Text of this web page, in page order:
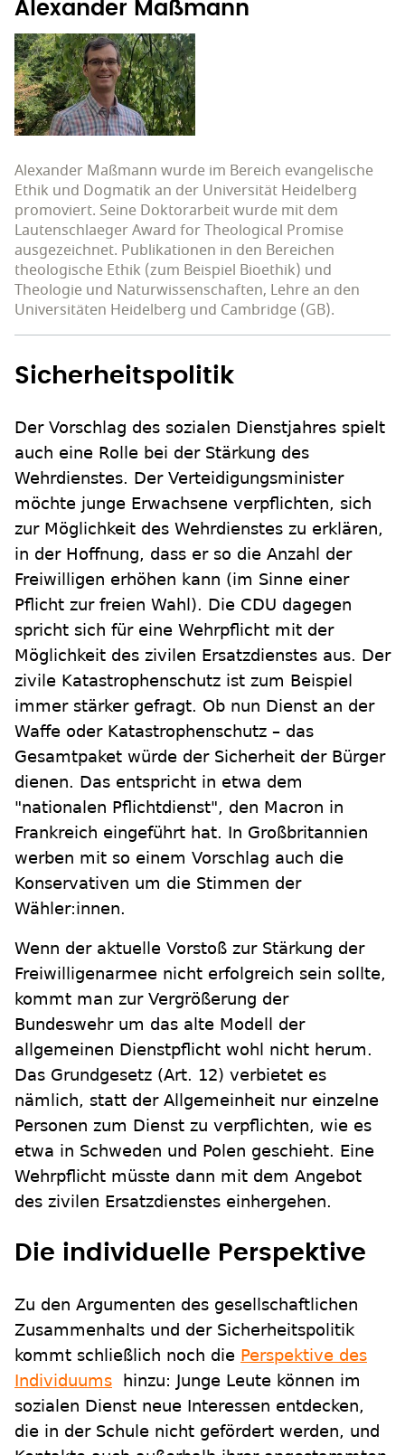
Alexander Maßmann
Alexander Maßmann wurde im Bereich evangelische
Ethik und Dogmatik an der Universität Heidelberg
promoviert. Seine Doktorarbeit wurde mit dem
Lautenschlaeger Award for Theological Promise
ausgezeichnet. Publikationen in den Bereichen
theologische Ethik (zum Beispiel Bioethik) und
Theologie und Naturwissenschaften, Lehre an den
Universitäten Heidelberg und Cambridge (GB).
Sicherheitspolitik
Der Vorschlag des sozialen Dienstjahres spielt
auch eine Rolle bei der Stärkung des
Wehrdienstes. Der Verteidigungsminister
möchte junge Erwachsene verpflichten, sich
zur Möglichkeit des Wehrdienstes zu erklären,
in der Hoffnung, dass er so die Anzahl der
Freiwilligen erhöhen kann (im Sinne einer
Pflicht zur freien Wahl). Die CDU dagegen
spricht sich für eine Wehrpflicht mit der
Möglichkeit des zivilen Ersatzdienstes aus. Der
zivile Katastrophenschutz ist zum Beispiel
immer stärker gefragt. Ob nun Dienst an der
Waffe oder Katastrophenschutz – das
Gesamtpaket würde der Sicherheit der Bürger
dienen. Das entspricht in etwa dem
"nationalen Pflichtdienst", den Macron in
Frankreich eingeführt hat. In Großbritannien
werben mit so einem Vorschlag auch die
Konservativen um die Stimmen der
Wähler:innen.
Wenn der aktuelle Vorstoß zur Stärkung der
Freiwilligenarmee nicht erfolgreich sein sollte,
kommt man zur Vergrößerung der
Bundeswehr um das alte Modell der
allgemeinen Dienstpflicht wohl nicht herum.
Das Grundgesetz (Art. 12) verbietet es
nämlich, statt der Allgemeinheit nur einzelne
Personen zum Dienst zu verpflichten, wie es
etwa in Schweden und Polen geschieht. Eine
Wehrpflicht müsste dann mit dem Angebot
des zivilen Ersatzdienstes einhergehen.
Die individuelle Perspektive
Zu den Argumenten des gesellschaftlichen
Zusammenhalts und der Sicherheitspolitik
kommt schließlich noch die Perspektive des
Individuums hinzu: Junge Leute können im
sozialen Dienst neue Interessen entdecken,
die in der Schule nicht gefördert werden, und